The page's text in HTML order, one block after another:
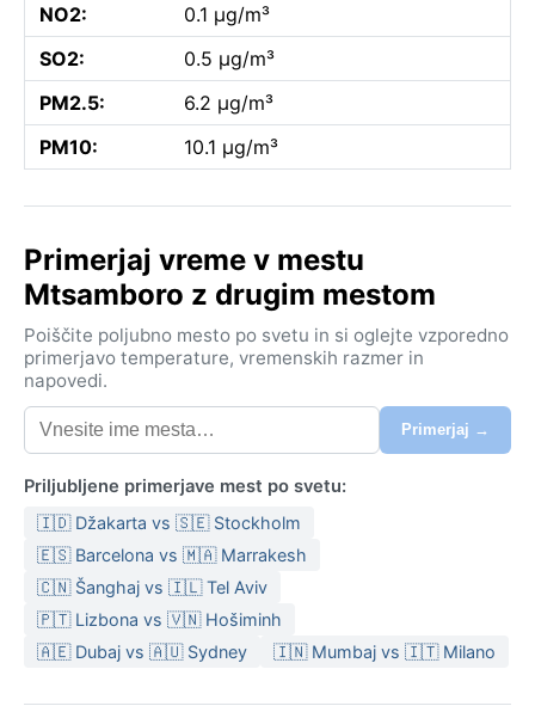
NO2:
0.1 µg/m³
SO2:
0.5 µg/m³
PM2.5:
6.2 µg/m³
PM10:
10.1 µg/m³
Primerjaj vreme v mestu
Mtsamboro z drugim mestom
Poiščite poljubno mesto po svetu in si oglejte vzporedno
primerjavo temperature, vremenskih razmer in
napovedi.
Primerjaj →
Priljubljene primerjave mest po svetu:
🇮🇩 Džakarta vs 🇸🇪 Stockholm
🇪🇸 Barcelona vs 🇲🇦 Marrakesh
🇨🇳 Šanghaj vs 🇮🇱 Tel Aviv
🇵🇹 Lizbona vs 🇻🇳 Hošiminh
🇦🇪 Dubaj vs 🇦🇺 Sydney
🇮🇳 Mumbaj vs 🇮🇹 Milano